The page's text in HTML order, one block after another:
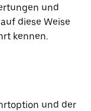
und
diese Weise
kennen.
und der